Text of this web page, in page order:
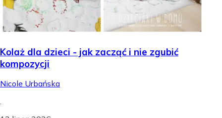
Kolaż dla dzieci - jak zacząć i nie zgubić
kompozycji
Nicole Urbańska
.